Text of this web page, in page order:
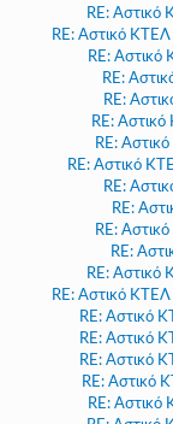
RE: Αστικό
RE: Αστικό
RE:
RE:
RE:
RE:
RE:
RE: Αστικό
RE:
RE:
RE:
RE:
RE: Αστικό
RE: Αστικό
RE: Αστικό
RE: Αστικό
RE: Αστικό
RE: Αστικό
RE: